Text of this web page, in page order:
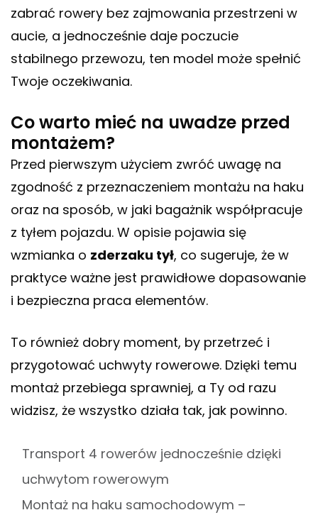
zabrać rowery bez zajmowania przestrzeni w
aucie, a jednocześnie daje poczucie
stabilnego przewozu, ten model może spełnić
Twoje oczekiwania.
Co warto mieć na uwadze przed
montażem?
Przed pierwszym użyciem zwróć uwagę na
zgodność z przeznaczeniem montażu na haku
oraz na sposób, w jaki bagażnik współpracuje
z tyłem pojazdu. W opisie pojawia się
wzmianka o zderzaku tył, co sugeruje, że w
praktyce ważne jest prawidłowe dopasowanie
i bezpieczna praca elementów.
To również dobry moment, by przetrzeć i
przygotować uchwyty rowerowe. Dzięki temu
montaż przebiega sprawniej, a Ty od razu
widzisz, że wszystko działa tak, jak powinno.
Transport 4 rowerów jednocześnie dzięki
uchwytom rowerowym
Montaż na haku samochodowym –